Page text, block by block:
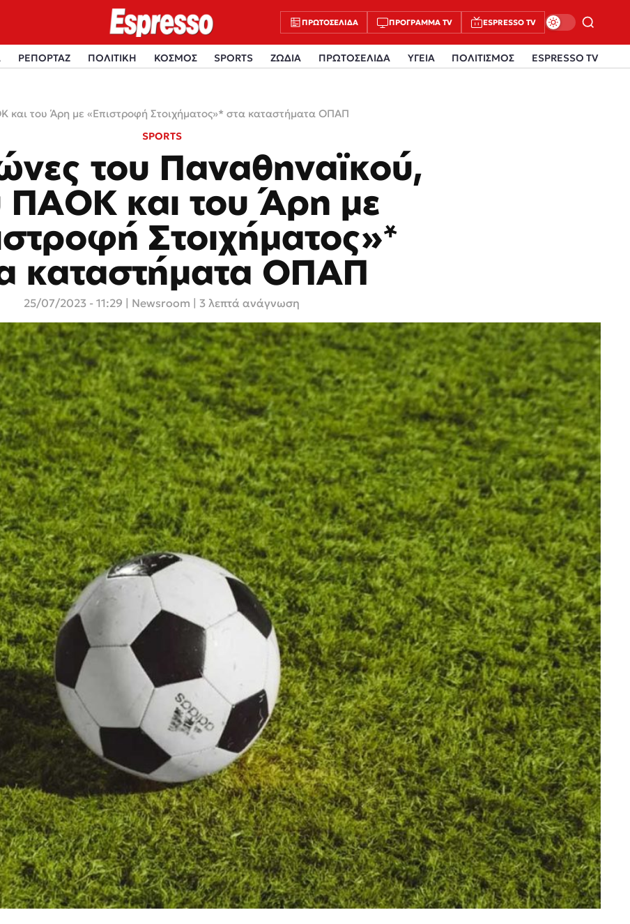
ΠΡΩΤΟΣΈΛΙΔΑ ΠΡΌΓΡΑΜΜΑ TV ESPRESSO TV
ΡΕΠΟΡΤΑΖ ΠΟΛΙΤΙΚΗ ΚΟΣΜΟΣ SPORTS ΖΩΔΙΑ ΠΡΩΤΟΣΕΛΙΔΑ ΥΓΕΙΑ ΠΟΛΙΤΙΣΜΟΣ ESPRESSO TV
και του Άρη με «Επιστροφή Στοιχήματος»* στα καταστήματα ΟΠΑΠ
SPORTS
του Παναθηναϊκού,
ΠΑΟΚ και του Άρη με
Στοιχήματος»*
καταστήματα ΟΠΑΠ
25/07/2023 - 11:29 Newsroom | 3 λεπτά ανάγνωση